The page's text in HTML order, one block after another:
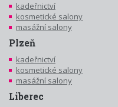
kadeřnictví
kosmetické salony
masážní salony
Plzeň
kadeřnictví
kosmetické salony
masážní salony
Liberec